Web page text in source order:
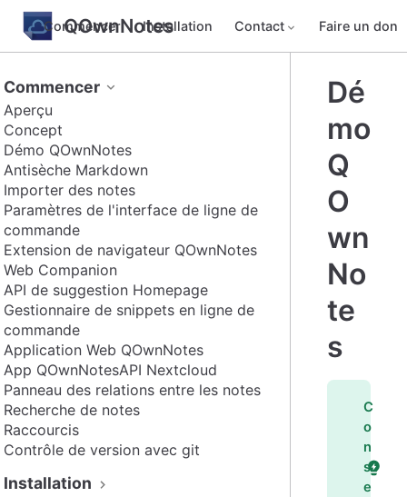
QOwnNotes
Commencer Installation Contact Faire un don
Commencer
Aperçu
Concept
Démo QOwnNotes
Antisèche Markdown
Importer des notes
Paramètres de l'interface de ligne de
commande
Extension de navigateur QOwnNotes
Web Companion
API de suggestion Homepage
Gestionnaire de snippets en ligne de
commande
Application Web QOwnNotes
App QOwnNotesAPI Nextcloud
Panneau des relations entre les notes
Recherche de notes
Raccourcis
Contrôle de version avec git
Installation
Dé
mo
Q
O
wn
No
te
s
C
o
n
s
e